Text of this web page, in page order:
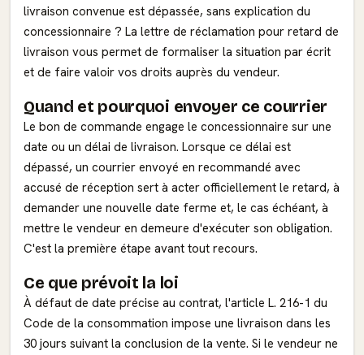
livraison convenue est dépassée, sans explication du
concessionnaire ? La lettre de réclamation pour retard de
livraison vous permet de formaliser la situation par écrit
et de faire valoir vos droits auprès du vendeur.
Quand et pourquoi envoyer ce courrier
Le bon de commande engage le concessionnaire sur une
date ou un délai de livraison. Lorsque ce délai est
dépassé, un courrier envoyé en recommandé avec
accusé de réception sert à acter officiellement le retard, à
demander une nouvelle date ferme et, le cas échéant, à
mettre le vendeur en demeure d'exécuter son obligation.
C'est la première étape avant tout recours.
Ce que prévoit la loi
À défaut de date précise au contrat, l'article L. 216-1 du
Code de la consommation impose une livraison dans les
30 jours suivant la conclusion de la vente. Si le vendeur ne